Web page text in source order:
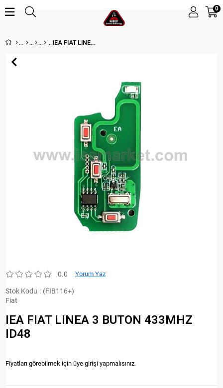
0
IEA FIAT LINEA 3 BUTON 433MHZ ID48
0.0 Yorum Yaz
Stok Kodu
(FIB116+)
Fiat
IEA FIAT LINEA 3 BUTON 433MHZ
ID48
Fiyatları görebilmek için üye girişi yapmalısınız.